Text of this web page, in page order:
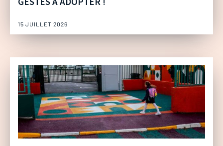
15 JUILLET 2026